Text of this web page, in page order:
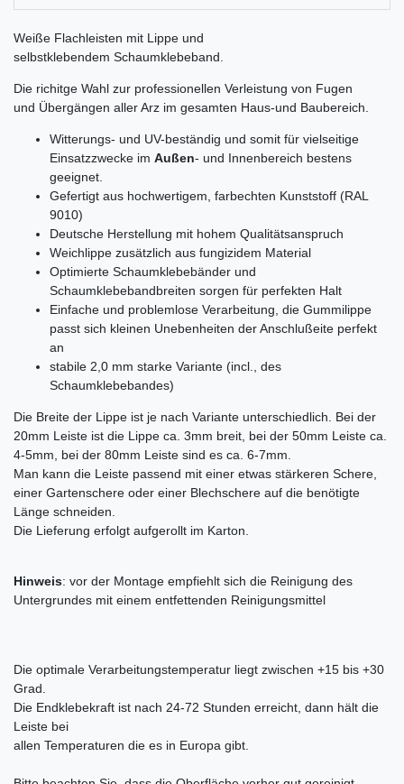
Weiße Flachleisten mit Lippe und
selbstklebendem Schaumklebeband.
Die richitge Wahl zur professionellen Verleistung von Fugen
und Übergängen aller Arz im gesamten Haus-und Baubereich.
Witterungs- und UV-beständig und somit für vielseitige
Einsatzzwecke im Außen- und Innenbereich bestens
geeignet.
Gefertigt aus hochwertigem, farbechten Kunststoff (RAL
9010)
Deutsche Herstellung mit hohem Qualitätsanspruch
Weichlippe zusätzlich aus fungizidem Material
Optimierte Schaumklebebänder und
Schaumklebebandbreiten sorgen für perfekten Halt
Einfache und problemlose Verarbeitung, die Gummilippe
passt sich kleinen Unebenheiten der Anschlußeite perfekt
an
stabile 2,0 mm starke Variante (incl., des
Schaumklebebandes)
Die Breite der Lippe ist je nach Variante unterschiedlich. Bei der
20mm Leiste ist die Lippe ca. 3mm breit, bei der 50mm Leiste ca.
4-5mm, bei der 80mm Leiste sind es ca. 6-7mm.
Man kann die Leiste passend mit einer etwas stärkeren Schere,
einer Gartenschere oder einer Blechschere auf die benötigte
Länge schneiden.
Die Lieferung erfolgt aufgerollt im Karton.
Hinweis: vor der Montage empfiehlt sich die Reinigung des
Untergrundes mit einem entfettenden Reinigungsmittel
Die optimale Verarbeitungstemperatur liegt zwischen +15 bis +30
Grad.
Die Endklebekraft ist nach 24-72 Stunden erreicht, dann hält die
Leiste bei
allen Temperaturen die es in Europa gibt.